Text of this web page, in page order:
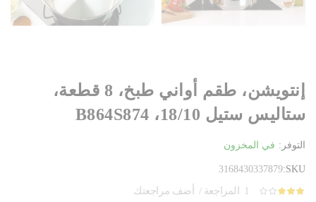
إنتويشن، طقم أواني طبخ، 8 قطعة،
ستاليس ستيل 18/10، B864S874
التوفر: في المخزون
SKU
3168430337879
التقييم:
1 المراجعة أضف مراجعتك